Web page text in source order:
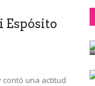
Espósito
contó una actitud